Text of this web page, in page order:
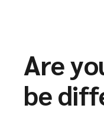
Are
be